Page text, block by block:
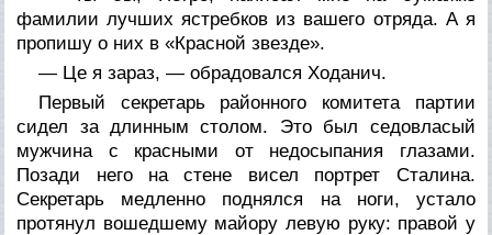
фамилии лучших ястребков из вашего отряда. А я
пропишу о них в «Красной звезде».
— Це я зараз, — обрадовался Ходанич.
Первый секретарь районного комитета партии
сидел за длинным столом. Это был седовласый
мужчина с красными от недосыпания глазами.
Позади него на стене висел портрет Сталина.
Секретарь медленно поднялся на ноги, устало
протянул вошедшему майору левую руку: правой у